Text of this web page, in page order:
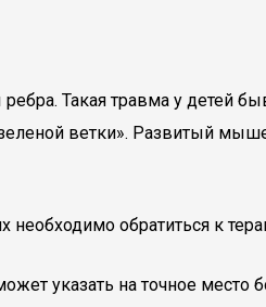
Такая травма у детей
ветки». Развитый
обратиться к
указать на точное